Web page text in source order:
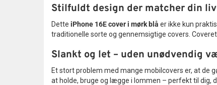
Stilfuldt design der matcher din
Dette iPhone 16E cover i mørk blå er ikke kun
traditionelle sorte og gennemsigtige covers.
Slankt og let – uden unødvendig
Et stort problem med mange mobilcovers er, at de
at holde, bruge og lægge i lommen – perfekt til dig,